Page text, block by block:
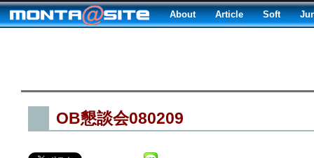
About Article Soft
OB懇談会080209